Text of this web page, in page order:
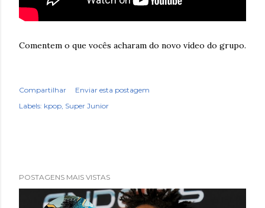
Comentem o que vocês acharam do novo vídeo do grupo.
Compartilhar
Enviar esta postagem
Labels: kpop Super Junior
POSTAGENS MAIS VISTAS